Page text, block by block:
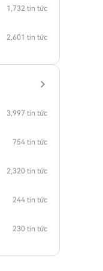
1,732 tin tức
2,601 tin tức
3,997 tin tức
754 tin tức
2,320 tin tức
244 tin tức
230 tin tức